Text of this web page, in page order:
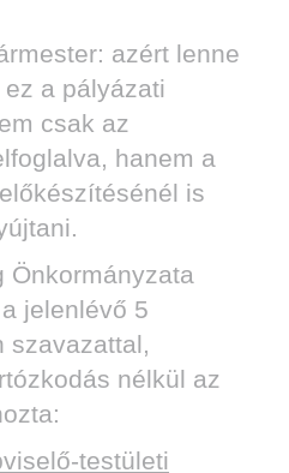
azért lenne
a pályázati
csak az
hanem a
is
Önkormányzata
jelenlévő 5
szavazattal,
nélkül az
testületi